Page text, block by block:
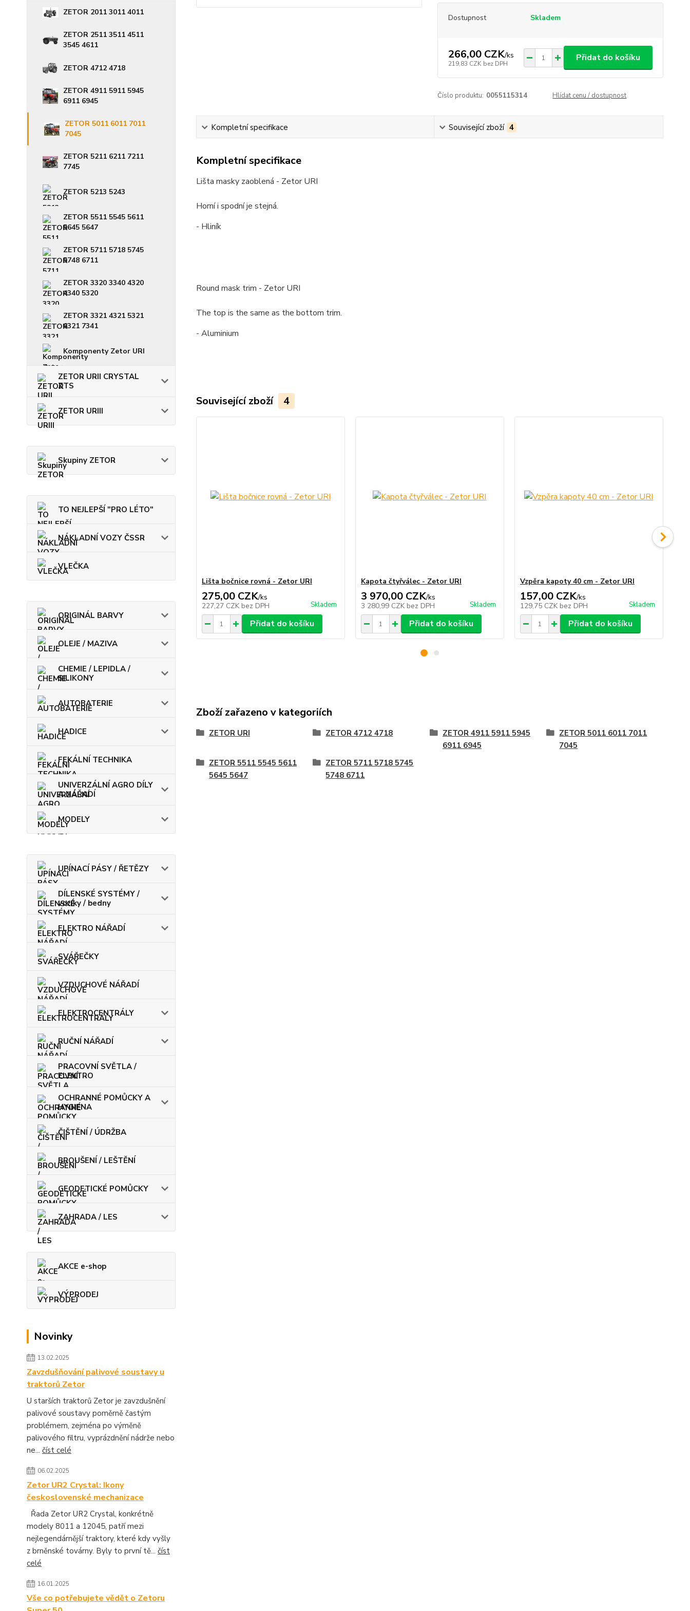
ZETOR 2011 3011 4011
ZETOR 2511 3511 4511
3545 4611
ZETOR 4712 4718
ZETOR 4911 5911 5945
6911 6945
ZETOR 5011 6011 7011
7045
ZETOR 5211 6211 7211
7745
ZETOR 5213 5243
ZETOR 5511 5545 5611
5645 5647
ZETOR 5711 5718 5745
5748 6711
ZETOR 3320 3340 4320
4340 5320
ZETOR 3321 4321 5321
6321 7341
Komponenty Zetor URI
ZETOR URII CRYSTAL
ZTS
ZETOR URIII
Skupiny ZETOR
TO NEJLEPŠÍ "PRO LÉTO"
NÁKLADNÍ VOZY ČSSR
VLEČKA
ORIGINÁL BARVY
OLEJE / MAZIVA
CHEMIE / LEPIDLA /
SILIKONY
AUTOBATERIE
HADICE
FEKÁLNÍ TECHNIKA
UNIVERZÁLNÍ AGRO DÍLY
A NÁŘADÍ
MODELY
UPÍNACÍ PÁSY / ŘETĚZY
DÍLENSKÉ SYSTÉMY /
vozíky / bedny
ELEKTRO NÁŘADÍ
SVÁŘEČKY
VZDUCHOVÉ NÁŘADÍ
ELEKTROCENTRÁLY
RUČNÍ NÁŘADÍ
PRACOVNÍ SVĚTLA /
ELEKTRO
OCHRANNÉ POMŮCKY A
HYGIENA
ČIŠTĚNÍ / ÚDRŽBA
BROUŠENÍ / LEŠTĚNÍ
GEODETICKÉ POMŮCKY
ZAHRADA / LES
AKCE e-shop
VÝPRODEJ
Novinky
13.02.2025
Zavzdušňování palivové soustavy u
traktorů Zetor
U starších traktorů Zetor je zavzdušnění
palivové soustavy poměrně častým
problémem, zejména po výměně
palivového filtru, vyprázdnění nádrže nebo
ne... číst celé
06.02.2025
Zetor UR2 Crystal: Ikony
československé mechanizace
Řada Zetor UR2 Crystal, konkrétně
modely 8011 a 12045, patří mezi
nejlegendárnější traktory, které kdy vyšly
z brněnské továrny. Byly to první tě... číst
celé
16.01.2025
Vše co potřebujete vědět o Zetoru
Dostupnost Skladem
266,00 CZK/ks
219,83 CZK bez DPH
Přidat do košíku
Číslo produktu: 0055115314 Hlídat cenu / dostupnost
Kompletní specifikace Související zboží 4
Kompletní specifikace
Lišta masky zaoblená - Zetor URI
Horní i spodní je stejná.
- Hliník
Round mask trim - Zetor URI
The top is the same as the bottom trim.
- Aluminium
Související zboží 4
Lišta bočnice rovná - Zetor URI
275,00 CZK/ks
227,27 CZK bez DPH Skladem
Přidat do košíku
Kapota čtyřválec - Zetor URI
3 970,00 CZK/ks
3 280,99 CZK bez DPH Skladem
Přidat do košíku
Vzpěra kapoty 40 cm - Zetor URI
157,00 CZK/ks
129,75 CZK bez DPH Skladem
Přidat do košíku
Zboží zařazeno v kategoriích
ZETOR URI ZETOR 4712 4718
ZETOR 4911 5911 5945
6911 6945
ZETOR 5011 6011 7011
7045
ZETOR 5511 5545 5611
5645 5647
ZETOR 5711 5718 5745
5748 6711